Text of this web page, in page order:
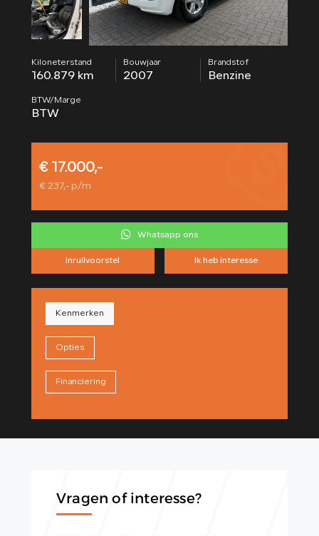
OVER ONS
BEOORDELINGEN
Kiloneterstand
160.879 km
Bouwjaar
2007
Brandstof
Benzine
BTW/Marge
BTW
€ 17.000,-
€ 237,- p/m
Whatsapp ons
Inruilvoorstel Ik heb interesse
Kenmerken
Opties
Financiering
Vragen of interesse?